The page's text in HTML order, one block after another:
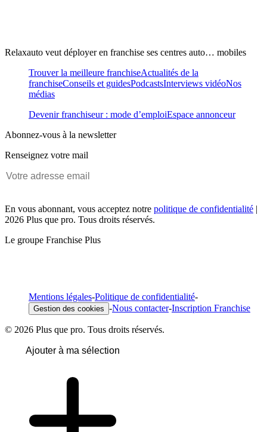
Relaxauto veut déployer en franchise ses centres auto… mobiles
Trouver la meilleure franchiseActualités de la
franchiseConseils et guidesPodcastsInterviews vidéoNos
médias
Devenir franchiseur : mode d’emploiEspace annonceur
Abonnez-vous à la newsletter
Renseignez votre mail
En vous abonnant, vous acceptez notre politique de confidentialité |
2026 Plus que pro. Tous droits réservés.
Le groupe Franchise Plus
Mentions légales-Politique de confidentialité-
Gestion des cookies -Nous contacter-Inscription Franchise
© 2026 Plus que pro. Tous droits réservés.
Ajouter à ma sélection